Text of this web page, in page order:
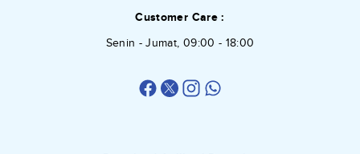
Customer Care :
Senin - Jumat, 09:00 - 18:00